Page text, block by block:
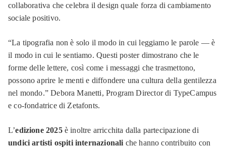
collaborativa che celebra il design quale forza di cambiamento
sociale positivo.
“La tipografia non è solo il modo in cui leggiamo le parole — è
il modo in cui le sentiamo. Questi poster dimostrano che le
forme delle lettere, così come i messaggi che trasmettono,
possono aprire le menti e diffondere una cultura della gentilezza
nel mondo.” Debora Manetti, Program Director di TypeCampus
e co-fondatrice di Zetafonts.
L’edizione 2025è inoltre arricchita dalla partecipazione di
undici artisti ospiti internazionali che hanno contribuito con